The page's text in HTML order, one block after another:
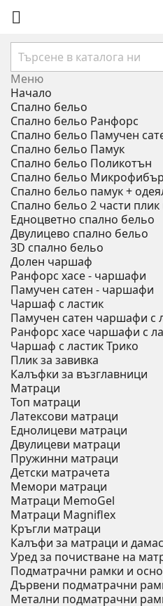

Меню
Начало
Спално бельо
Спално бельо Ранфорс
Спално бельо Памучен
Спално бельо Памук
Спално бельо Поликотън
Спално бельо Микрофибър
Спално бельо памук +
Спално бельо 2 части
Eдноцветно спално бельо
Двулицево спално бельо
3D спално бельо
Долен чаршаф
Ранфорс хасе - чаршафи
Памучен сатен - чаршафи
Чаршаф с ластик
Памучен сатен чаршафи с
Ранфорс хасе чаршафи с
Чаршаф с ластик Трико
Плик за завивкa
Калъфки за възглавници
Матраци
Топ матраци
Латексови матраци
Еднолицеви матраци
Двулицеви матраци
Пружинни матраци
Детски матрачета
Мемори матраци
Mатраци MemoGel
Матраци Мagniflex
Кръгли матраци
Калъфи за матраци и
Уред за почистване на
Подматрачни рамки и
Дървени подматрачни
Метални подматрачни